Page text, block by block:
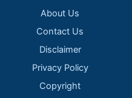
About Us
Contact Us
Disclaimer
Privacy Policy
Copyright